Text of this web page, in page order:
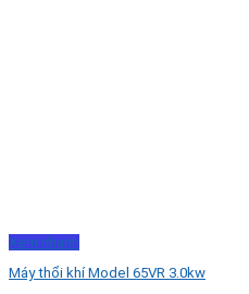
Xem nhanh
Máy thổi khí Model 65VR 3.0kw